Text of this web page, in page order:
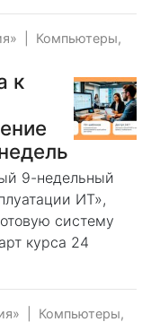
Компьютеры,
к
9-недельный
ИТ»,
систему
курса 24
Компьютеры,